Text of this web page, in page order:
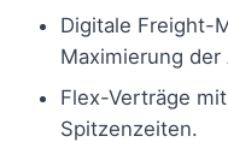
Digitale Freight-
Maximierung der
Flex-Verträge
Spitzenzeiten.